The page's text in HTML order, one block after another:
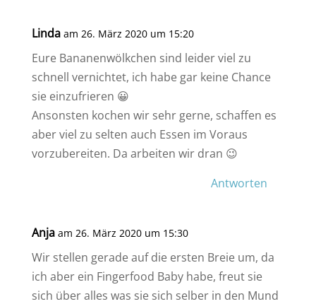
Linda am 26. März 2020 um 15:20
Eure Bananenwölkchen sind leider viel zu
schnell vernichtet, ich habe gar keine Chance
sie einzufrieren 😀
Ansonsten kochen wir sehr gerne, schaffen es
aber viel zu selten auch Essen im Voraus
vorzubereiten. Da arbeiten wir dran 😉
Antworten
Anja am 26. März 2020 um 15:30
Wir stellen gerade auf die ersten Breie um, da
ich aber ein Fingerfood Baby habe, freut sie
sich über alles was sie sich selber in den Mund